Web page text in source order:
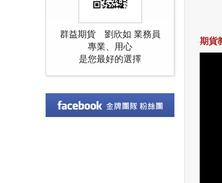
群益期貨 劉欣如 業務員
專業、用心
是您最好的選擇
期貨